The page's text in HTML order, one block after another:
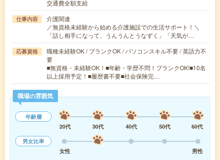
交通費全額支給
仕事内容
介護関連
／無資格未経験から始める介護施設での生活サポート！＼
「話し相手になって、うんうんとうなずく」「天気が…
応募資格
職種未経験OK / ブランクOK / パソコンスキル不要 / 英語力不
要
■無資格・未経験OK！■年齢・学歴不問！ブランクOK!■10名
以上採用予定！■履歴書不要■社会保険完…
職場の雰囲気
年齢層
20代
30代 40代 50代
60代
男女比率
女性
男性